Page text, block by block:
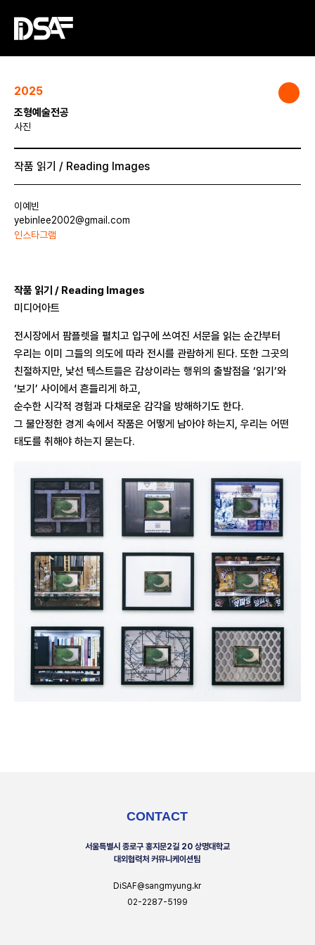
2025
조형예술전공
사진
작품 읽기 / Reading Images
이예빈
yebinlee2002@gmail.com
인스타그램
작품 읽기 / Reading Images
미디어아트
전시장에서 팜플렛을 펼치고 입구에 쓰여진 서문을 읽는 순간부터
우리는 이미 그들의 의도에 따라 전시를 관람하게 된다. 또한 그곳의
친절하지만, 낯선 텍스트들은 감상이라는 행위의 출발점을 ‘읽기’와
‘보기’ 사이에서 흔들리게 하고,
순수한 시각적 경험과 다채로운 감각을 방해하기도 한다.
그 불안정한 경계 속에서 작품은 어떻게 남아야 하는지, 우리는 어떤
태도를 취해야 하는지 묻는다.
CONTACT
서울특별시 종로구 홍지문2길 20 상명대학교
대외협력처 커뮤니케이션팀
DiSAF@sangmyung.kr
02-2287-5199